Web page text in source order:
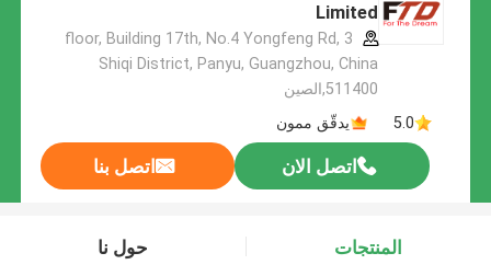
Limited
3 floor, Building 17th, No.4 Yongfeng Rd,
Shiqi District, Panyu, Guangzhou, China
511400,الصين
5.0
يدقّق ممون
اتصل الان اتصل بنا
المنتجات حول نا